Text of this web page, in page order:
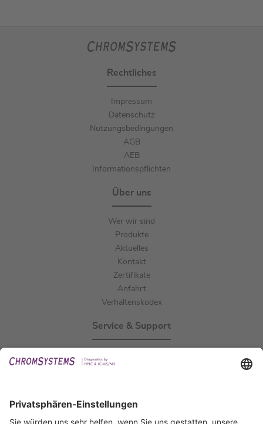
Rechtliches
Impressum
Datenschutz
Nutzungsbedingungen
AGB
AEB
Informationspflichten
Über uns
Wer wir sind
Produkte
Aktuelles
Kontakt
Zertifikate
Anfahrt
Verhaltenskodex
Service & Support
IFU anfordern